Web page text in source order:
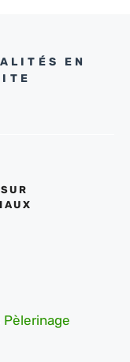
EN
Pèlerinage